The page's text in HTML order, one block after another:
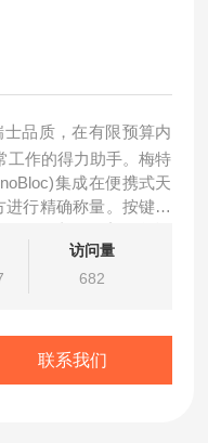
品质，在有限预算内
工作的得力助手。梅特
集成在便携式天
行精确称量。按键触
键和明亮的背亮液晶显
访问量
682
联系我们